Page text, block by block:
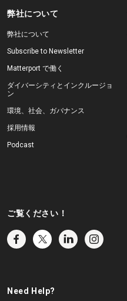
弊社について
弊社について
Subscribe to Newsletter
Matterport で働く
ダイバーシティとインクルージョ
ン
環境、社会、ガバナンス
採用情報
Podcast
ご覧ください！
Need Help?